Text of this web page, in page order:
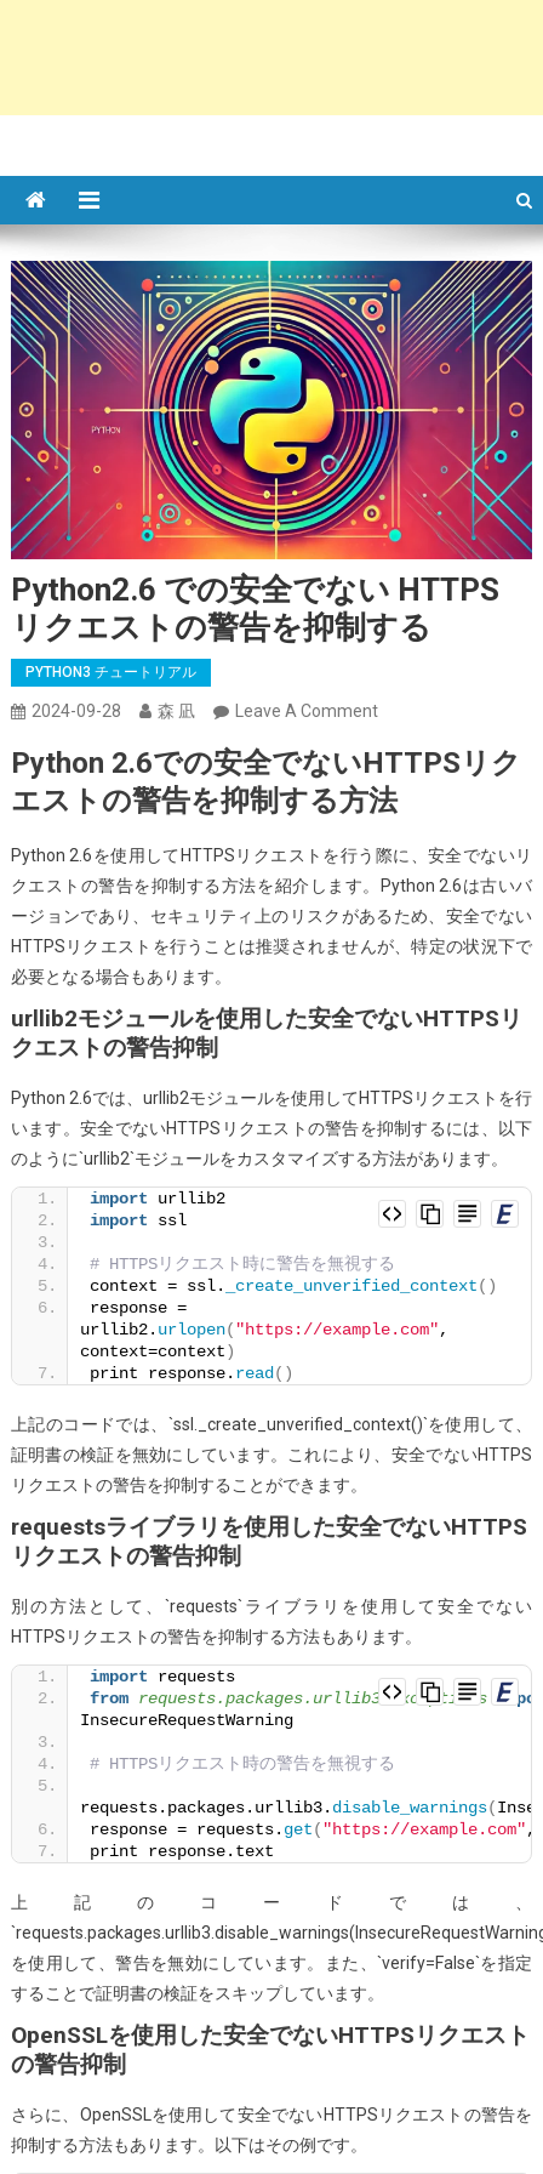
Python2.6 での安全でない HTTPS
リクエストの警告を抑制する
PYTHON3 チュートリアル
2024-09-28 森 凪 Leave A CommentOn
で
の
全
で
な
い
リ
ス
ト
の
告
を
抑
Python 2.6での安全でないHTTPSリク
エストの警告を抑制する方法
Python 2.6を使用してHTTPSリクエストを行う際に、安全でないリ
クエストの警告を抑制する方法を紹介します。Python 2.6は古いバ
ージョンであり、セキュリティ上のリスクがあるため、安全でない
HTTPSリクエストを行うことは推奨されませんが、特定の状況下で
必要となる場合もあります。
urllib2モジュールを使用した安全でないHTTPSリ
クエストの警告抑制
Python 2.6では、urllib2モジュールを使用してHTTPSリクエストを行
います。安全でないHTTPSリクエストの警告を抑制するには、以下
のように`urllib2`モジュールをカスタマイズする方法があります。
import urllib2
import ssl
# HTTPSリクエスト時に警告を無視する
context = ssl.
_create_unverified_context()
response =
urllib2. urlopen( "https://example.com",
context=context)
print response. read ()
上記のコードでは、`ssl._create_unverified_context()`を使用して、
証明書の検証を無効にしています。これにより、安全でないHTTPS
リクエストの警告を抑制することができます。
requestsライブラリを使用した安全でないHTTPS
リクエストの警告抑制
別の方法として、`requests`ライブラリを使用して安全でない
HTTPSリクエストの警告を抑制する方法もあります。
import requests
from requests.packages.urllib3.exceptions
InsecureRequestWarning
# HTTPSリクエスト時の警告を無視する
requests.packages.urllib3. disable_warnings(
response = requests. get( "https://example.com",
print response.text
上記のコードでは、
を使用して、警告を無効にしています。また、`verify=False`を指定
することで証明書の検証をスキップしています。
OpenSSLを使用した安全でないHTTPSリクエスト
の警告抑制
さらに、OpenSSLを使用して安全でないHTTPSリクエストの警告を
抑制する方法もあります。以下はその例です。